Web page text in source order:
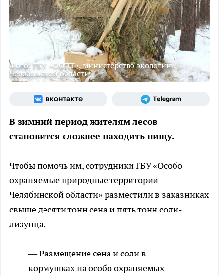
Фото: ГБУ «ООПТ», министерство экологии
Челябинской области
В зимний период жителям лесов
становится сложнее находить пищу.
Чтобы помочь им, сотрудники ГБУ «Особо
охраняемые природные территории
Челябинской области» разместили в заказниках
свыше десяти тонн сена и пять тонн соли-
лизунца.
— Размещение сена и соли в
кормушках на особо охраняемых